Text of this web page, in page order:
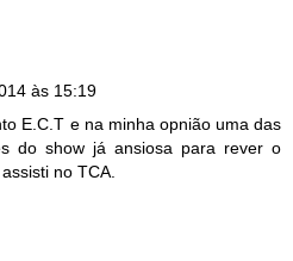
às 15:19
E.C.T e na minha opnião uma das
do show já ansiosa para rever o
no TCA.